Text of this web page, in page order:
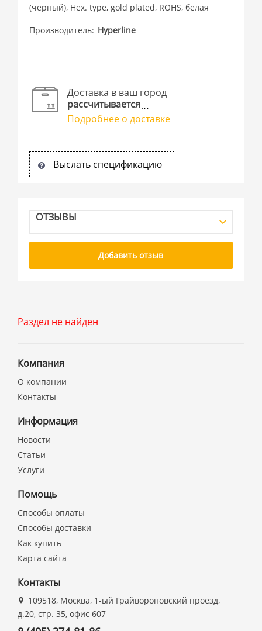
(черный), Hex. type, gold plated, ROHS, белая
Производитель Hyperline
Доставка в ваш город
рассчитывается
Подробнее о доставке
Выслать спецификацию
ОТЗЫВЫ
Добавить отзыв
Раздел не найден
Компания
О компании
Контакты
Информация
Новости
Статьи
Услуги
Помощь
Способы оплаты
Способы доставки
Как купить
Карта сайта
Контакты
109518, Москва, 1-ый Грайвороновский проезд,
д.20, стр. 35, офис 607